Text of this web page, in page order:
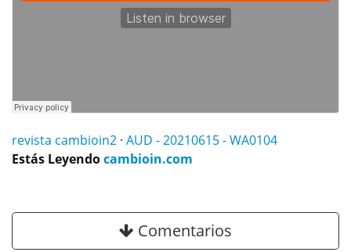
revista cambioin2 · AUD - 20210615 - WA0104
Estás Leyendocambioin.com
Comentarios